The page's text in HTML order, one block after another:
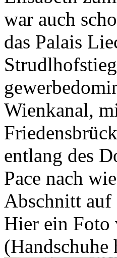
war auch
das Palais
Wienkanal,
entlang des
Pace nach
Abschnitt auf
Hier ein Foto
(Handschuhe